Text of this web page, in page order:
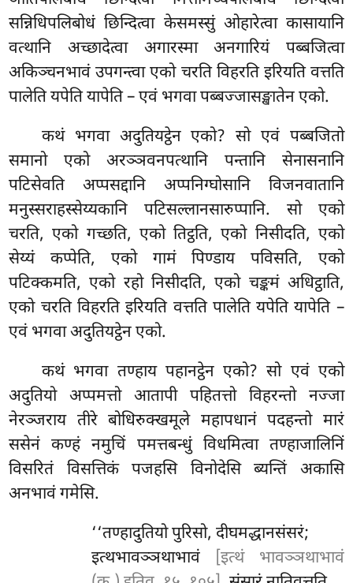
सन्निधिपलिबोधं छिन्दित्वा केसमस्सुं ओहारेत्वा कासायानि
वत्थानि अच्छादेत्वा अगारस्मा अनगारियं पब्बजित्वा
अकिञ्चनभावं उपगन्त्वाएको चरति विहरति इरियति वत्तति
पालेति यपेति यापेति – एवं भगवा पब्बज्जासङ्खातेन एको.
कथं भगवा अदुतियट्ठेन एको? सो एवं पब्बजितो
समानो एको अरञ्ञवनपत्थानि पन्तानि सेनासनानि
पटिसेवति अप्पसद्दानि अप्पनिग्घोसानि विजनवातानि
मनुस्सराहस्सेय्यकानि पटिसल्लानसारुप्पानि. सो एको
चरति, एको गच्छति, एको तिट्ठति, एको निसीदति, एको
सेय्यं कप्पेति, एको गामं पिण्डाय पविसति, एको
पटिक्कमति, एको रहो निसीदति, एको चङ्कमं अधिट्ठाति,
एको चरति विहरति इरियति वत्तति पालेति यपेति यापेति –
एवं भगवा अदुतियट्ठेन एको.
कथं भगवा तण्हाय पहानट्ठेन एको? सो एवं एको
अदुतियो अप्पमत्तो आतापी पहितत्तो विहरन्तो नज्जा
नेरञ्जराय तीरे बोधिरुक्खमूले महापधानं पदहन्तो मारं
ससेनं कण्हं नमुचिं पमत्तबन्धुं विधमित्वा तण्हाजालिनिं
विसरितं विसत्तिकं पजहसि विनोदेसि ब्यन्तिं अकासि
अनभावं गमेसि.
‘‘तण्हादुतियोपुरिसो, दीघमद्धानसंसरं;
इत्थभावञ्ञथाभावं
[इत्थं भावञ्ञथाभावं